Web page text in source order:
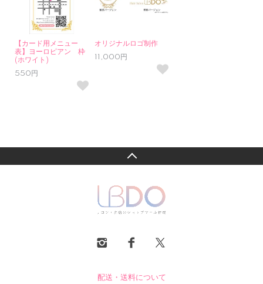
【カード用メニュー
表】ヨーロピアン 枠
(ホワイト)
550円
オリジナルロゴ制作
11,000円
配送・送料について